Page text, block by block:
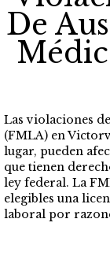
De
Las violaciones
(FMLA) en
lugar, pueden
que tienen
ley federal. La
elegibles una
laboral por